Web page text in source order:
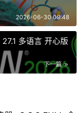
2026-06-30 09:48
多语言 开心版
下一篇